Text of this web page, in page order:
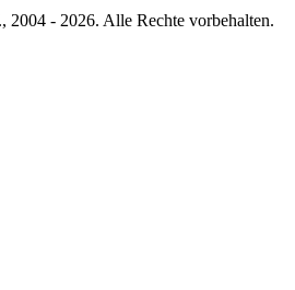
- 2026. Alle Rechte vorbehalten.